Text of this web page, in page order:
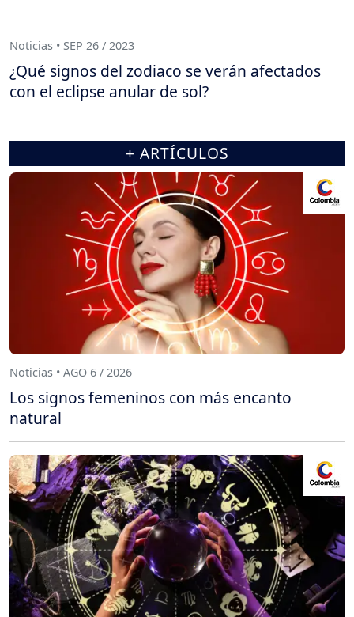
Noticias • SEP 26 / 2023
¿Qué signos del zodiaco se verán afectados
con el eclipse anular de sol?
+ ARTÍCULOS
Noticias • AGO 6 / 2026
Los signos femeninos con más encanto
natural